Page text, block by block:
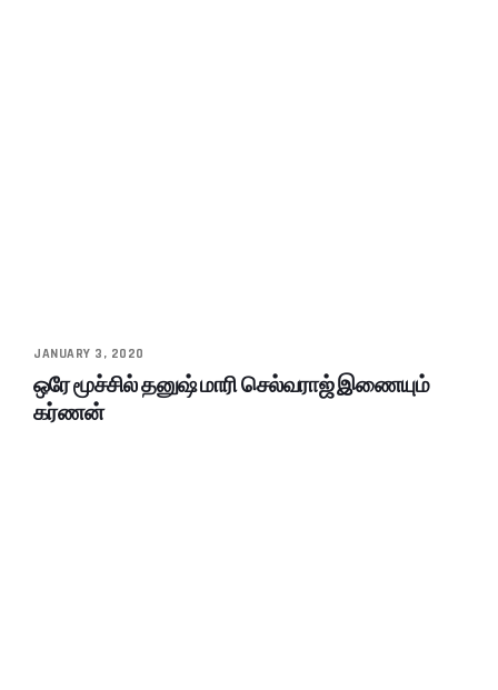
JANUARY 3, 2020
ஒரே மூச்சில் தனுஷ் மாரி செல்வராஜ் இணையும்
கர்ணன்